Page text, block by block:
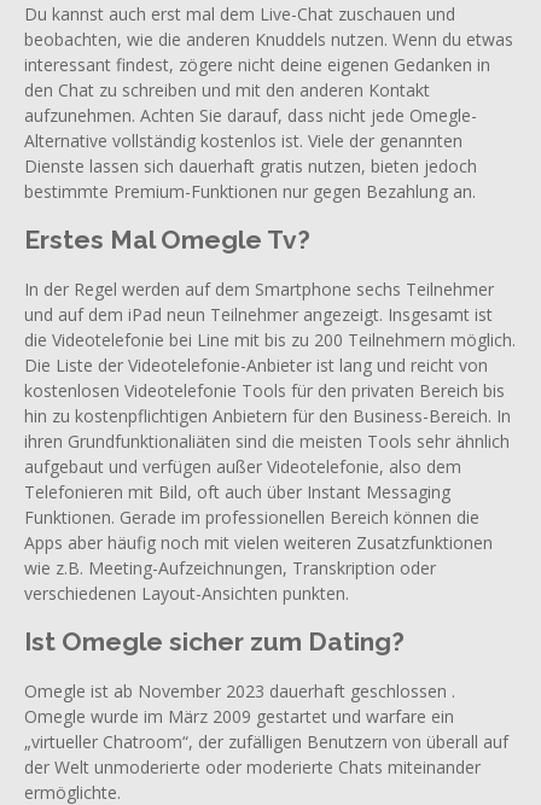
Du kannst auch erst mal dem Live-Chat zuschauen und
beobachten, wie die anderen Knuddels nutzen. Wenn du etwas
interessant findest, zögere nicht deine eigenen Gedanken in
den Chat zu schreiben und mit den anderen Kontakt
aufzunehmen. Achten Sie darauf, dass nicht jede Omegle-
Alternative vollständig kostenlos ist. Viele der genannten
Dienste lassen sich dauerhaft gratis nutzen, bieten jedoch
bestimmte Premium-Funktionen nur gegen Bezahlung an.
Erstes Mal Omegle Tv?
In der Regel werden auf dem Smartphone sechs Teilnehmer
und auf dem iPad neun Teilnehmer angezeigt. Insgesamt ist
die Videotelefonie bei Line mit bis zu 200 Teilnehmern möglich.
Die Liste der Videotelefonie-Anbieter ist lang und reicht von
kostenlosen Videotelefonie Tools für den privaten Bereich bis
hin zu kostenpflichtigen Anbietern für den Business-Bereich. In
ihren Grundfunktionaliäten sind die meisten Tools sehr ähnlich
aufgebaut und verfügen außer Videotelefonie, also dem
Telefonieren mit Bild, oft auch über Instant Messaging
Funktionen. Gerade im professionellen Bereich können die
Apps aber häufig noch mit vielen weiteren Zusatzfunktionen
wie z.B. Meeting-Aufzeichnungen, Transkription oder
verschiedenen Layout-Ansichten punkten.
Ist Omegle sicher zum Dating?
Omegle ist ab November 2023 dauerhaft geschlossen .
Omegle wurde im März 2009 gestartet und warfare ein
„virtueller Chatroom“, der zufälligen Benutzern von überall auf
der Welt unmoderierte oder moderierte Chats miteinander
ermöglichte.